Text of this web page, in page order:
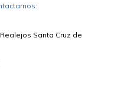
Santa Cruz de